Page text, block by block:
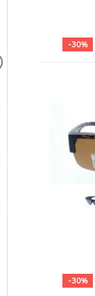
-30%
-30%